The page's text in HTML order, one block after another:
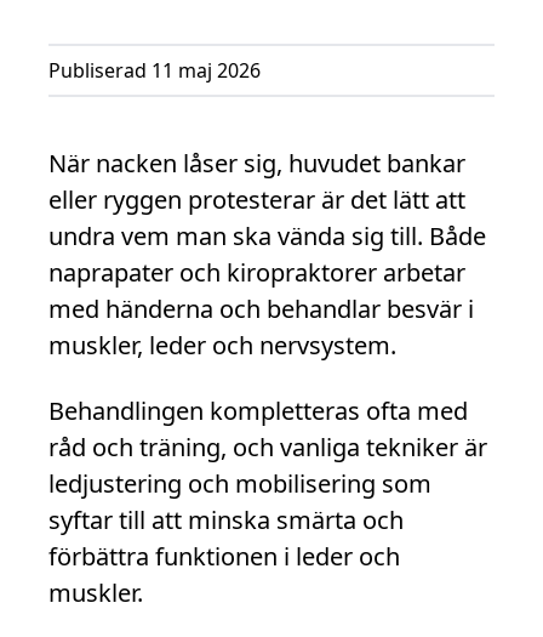
Publiserad 11 maj 2026
När nacken låser sig, huvudet bankar
eller ryggen protesterar är det lätt att
undra vem man ska vända sig till. Både
naprapater och kiropraktorer arbetar
med händerna och behandlar besvär i
muskler, leder och nervsystem.
Behandlingen kompletteras ofta med
råd och träning, och vanliga tekniker är
ledjustering och mobilisering som
syftar till att minska smärta och
förbättra funktionen i leder och
muskler.